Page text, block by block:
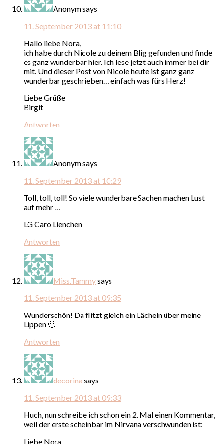
Anonymsays
11. September 2013 at 11:10
Hallo liebe Nora,
ich habe durch Nicole zu deinem Blig gefunden und finde
es ganz wunderbar hier. Ich lese jetzt auch immer bei dir
mit. Und dieser Post von Nicole heute ist ganz ganz
wunderbar geschrieben… einfach was fürs Herz!
Liebe Grüße
Birgit
Antworten
Anonymsays
11. September 2013 at 10:29
Toll, toll, toll! So viele wunderbare Sachen machen Lust
auf mehr …
LG Caro Lienchen
Antworten
Miss.Tammysays
11. September 2013 at 09:35
Wunderschön! Da flitzt gleich ein Lächeln über meine
Lippen 🙂
Antworten
decorina says
11. September 2013 at 09:33
Huch, nun schreibe ich schon ein 2. Mal einen Kommentar,
weil der erste scheinbar im Nirvana verschwunden ist:
Liebe Nora,